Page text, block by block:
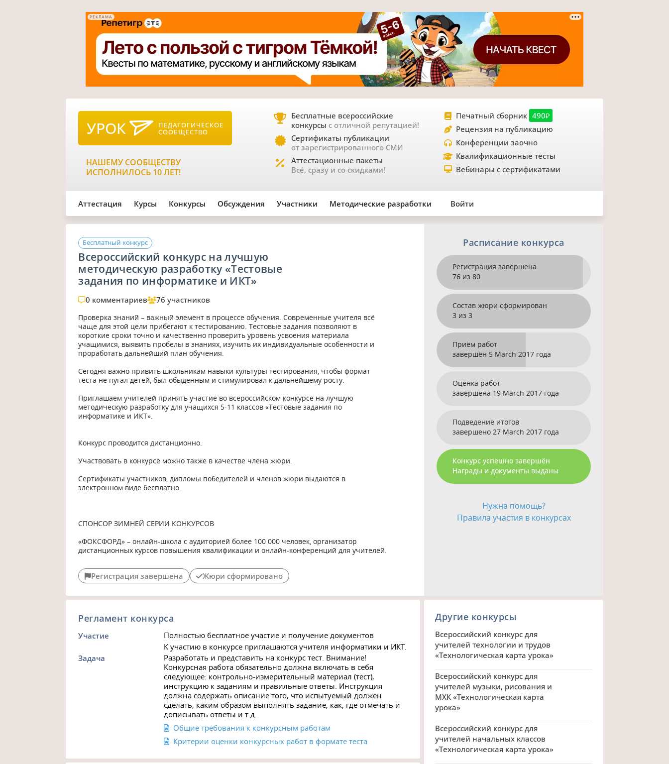
РЕКЛАМА
УРОК ПЕДАГОГИЧЕСКОЕ
СООБЩЕСТВО
НАШЕМУ СООБЩЕСТВУ
ИСПОЛНИЛОСЬ 10 ЛЕТ!
Бесплатные всероссийские
конкурсы с отличной репутацией!
Сертификаты публикации
от зарегистрированного СМИ
Аттестационные пакеты
Всё, сразу и со скидками!
Печатный сборник 490₽
Рецензия на публикацию
Конференции заочно
Квалификационные тесты
Вебинары с сертификатами
Аттестация Курсы Конкурсы Обсуждения Участники Методические разработки Войти
Бесплатный конкурс
Всероссийский конкурс на лучшую
методическую разработку «Тестовые
задания по информатике и ИКТ»
0 комментариев 76 участников
Проверка знаний – важный элемент в процессе обучения. Современные учителя всё
чаще для этой цели прибегают к тестированию. Тестовые задания позволяют в
короткие сроки точно и качественно проверить уровень усвоения материала
учащимися, выявить пробелы в знаниях, изучить их индивидуальные особенности и
проработать дальнейший план обучения.
Сегодня важно привить школьникам навыки культуры тестирования, чтобы формат
теста не пугал детей, был обыденным и стимулировал к дальнейшему росту.
Приглашаем учителей принять участие во всероссийском конкурсе на лучшую
методическую разработку для учащихся 5-11 классов «Тестовые задания по
информатике и ИКТ».
Конкурс проводится дистанционно.
Участвовать в конкурсе можно также в качестве члена жюри.
Сертификаты участников, дипломы победителей и членов жюри выдаются в
электронном виде бесплатно.
СПОНСОР ЗИМНЕЙ СЕРИИ КОНКУРСОВ
«ФОКСФОРД» – онлайн-школа с аудиторией более 100 000 человек, организатор
дистанционных курсов повышения квалификации и онлайн-конференций для учителей.
Регистрация завершена Жюри сформировано
Расписание конкурса
Регистрация завершена
76 из 80
Состав жюри сформирован
3 из 3
Приём работ
завершён 5 March 2017 года
Оценка работ
завершена 19 March 2017 года
Подведение итогов
завершено 27 March 2017 года
Конкурс успешно завершён
Награды и документы выданы
Нужна помощь?
Правила участия в конкурсах
Регламент конкурса
Участие
Полностью бесплатное участие и получение документов
К участию в конкурсе приглашаются учителя информатики и ИКТ.
Задача
Разработать и представить на конкурс тест. Внимание!
Конкурсная работа обязательно должна включать в себя
следующее: контрольно-измерительный материал (тест),
инструкцию к заданиям и правильные ответы. Инструкция
должна содержать описание того, что испытуемый должен
сделать, каким образом выполнять задание, как, где отмечать и
дописывать ответы и т.д.
Общие требования к конкурсным работам
Критерии оценки конкурсных работ в формате теста
Другие конкурсы
Всероссийский конкурс для
учителей технологии и трудов
«Технологическая карта урока»
Всероссийский конкурс для
учителей музыки, рисования и
МХК «Технологическая карта
урока»
Всероссийский конкурс для
учителей начальных классов
«Технологическая карта урока»